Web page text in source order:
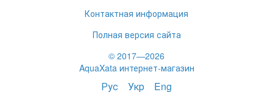
Контактная информация
Полная версия сайта
© 2017—2026
AquaXata интернет-магазин
Рус Укр Eng